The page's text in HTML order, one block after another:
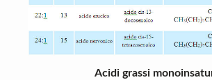
Acidi grassi